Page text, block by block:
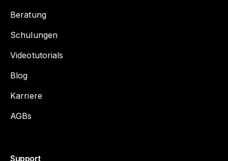
Beratung
Schulungen
Videotutorials
Blog
Karriere
AGBs
Support